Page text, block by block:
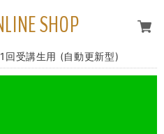
SHOP
回受講生用 (自動更新型)